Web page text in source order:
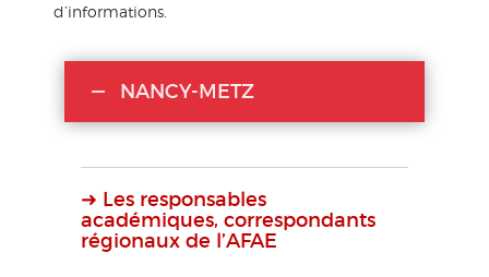
d’informations.
NANCY-METZ
➜ Les responsables
académiques, correspondants
régionaux de l’AFAE